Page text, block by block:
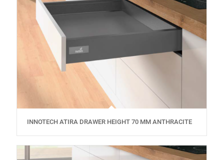
INNOTECH ATIRA DRAWER HEIGHT 70 MM ANTHRACITE